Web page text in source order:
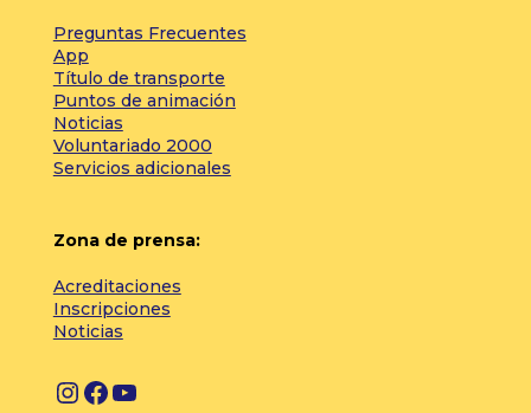
Preguntas Frecuentes
App
Título de transporte
Puntos de animación
Noticias
Voluntariado 2000
Servicios adicionales
Zona de prensa:
Acreditaciones
Inscripciones
Noticias